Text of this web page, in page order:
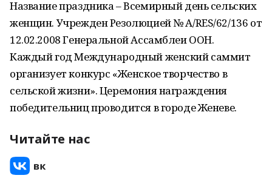
Название праздника – Всемирный день сельских
женщин. Учрежден Резолюцией № A/RES/62/136 от
12.02.2008 Генеральной Ассамблеи ООН.
Каждый год Международный женский саммит
организует конкурс «Женское творчество в
сельской жизни». Церемония награждения
победительниц проводится в городе Женеве.
Читайте нас